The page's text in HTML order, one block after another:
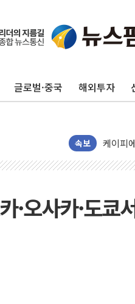
글로벌·중국 해외투자
속보
배틀그
국민통
레드캡
아파트
'주택
깊이
원포
·오사카·도쿄